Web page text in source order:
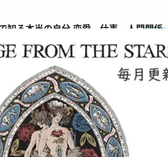
知る本当の自分 恋愛、仕事、人間関係…